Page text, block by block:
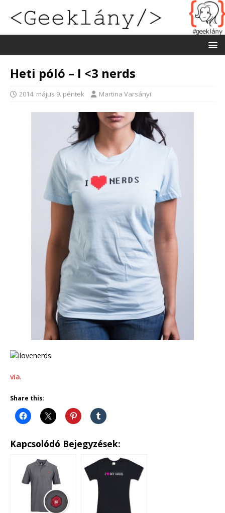
Heti póló – I <3 nerds
2014. május 9. péntek Martina Varsányi
via.
Share this:
Kapcsolódó Bejegyzések: